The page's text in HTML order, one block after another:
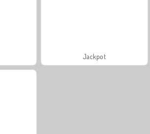
Jackpot